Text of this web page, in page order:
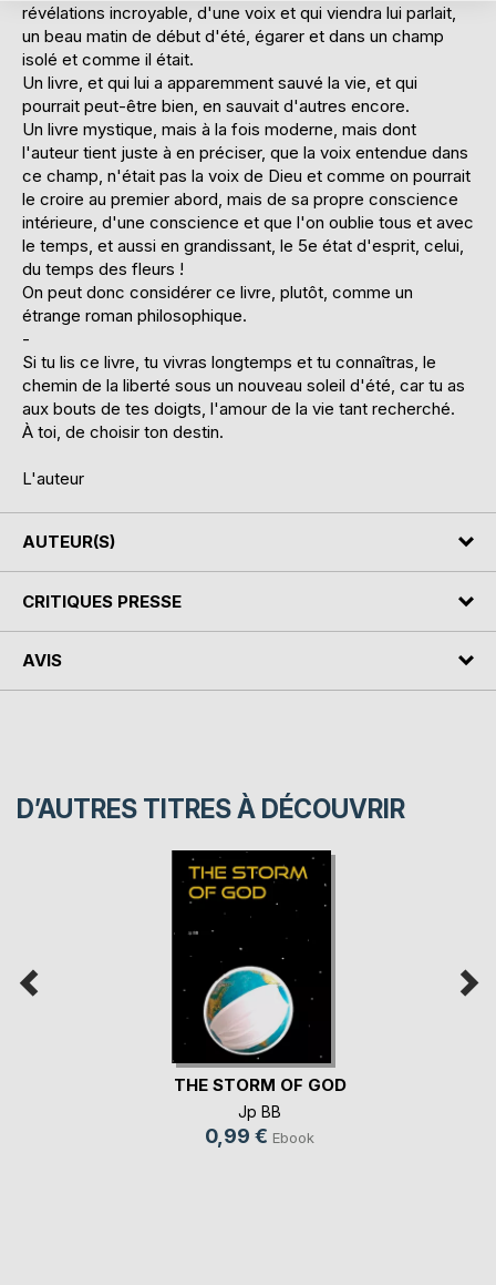
révélations incroyable, d'une voix et qui viendra lui parlait,
un beau matin de début d'été, égarer et dans un champ
isolé et comme il était.
Un livre, et qui lui a apparemment sauvé la vie, et qui
pourrait peut-être bien, en sauvait d'autres encore.
Un livre mystique, mais à la fois moderne, mais dont
l'auteur tient juste à en préciser, que la voix entendue dans
ce champ, n'était pas la voix de Dieu et comme on pourrait
le croire au premier abord, mais de sa propre conscience
intérieure, d'une conscience et que l'on oublie tous et avec
le temps, et aussi en grandissant, le 5e état d'esprit, celui,
du temps des fleurs !
On peut donc considérer ce livre, plutôt, comme un
étrange roman philosophique.
-
Si tu lis ce livre, tu vivras longtemps et tu connaîtras, le
chemin de la liberté sous un nouveau soleil d'été, car tu as
aux bouts de tes doigts, l'amour de la vie tant recherché.
À toi, de choisir ton destin.
L'auteur
AUTEUR(S)
CRITIQUES PRESSE
AVIS
D’AUTRES TITRES À DÉCOUVRIR
THE STORM OF GOD
Jp BB
0,99 € Ebook